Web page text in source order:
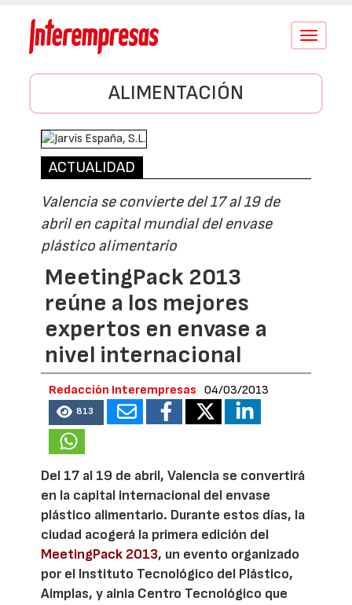
Conmutar
ALIMENTACIÓN
ACTUALIDAD
Valencia se convierte del 17 al 19 de
abril en capital mundial del envase
plástico alimentario
MeetingPack 2013
reúne a los mejores
expertos en envase a
nivel internacional
Redacción Interempresas 04/03/2013
813
Del 17 al 19 de abril, Valencia se convertirá
en la capital internacional del envase
plástico alimentario. Durante estos días, la
ciudad acogerá la primera edición del
MeetingPack 2013, un evento organizado
por el Instituto Tecnológico del Plástico,
Aimplas, y ainia Centro Tecnológico que